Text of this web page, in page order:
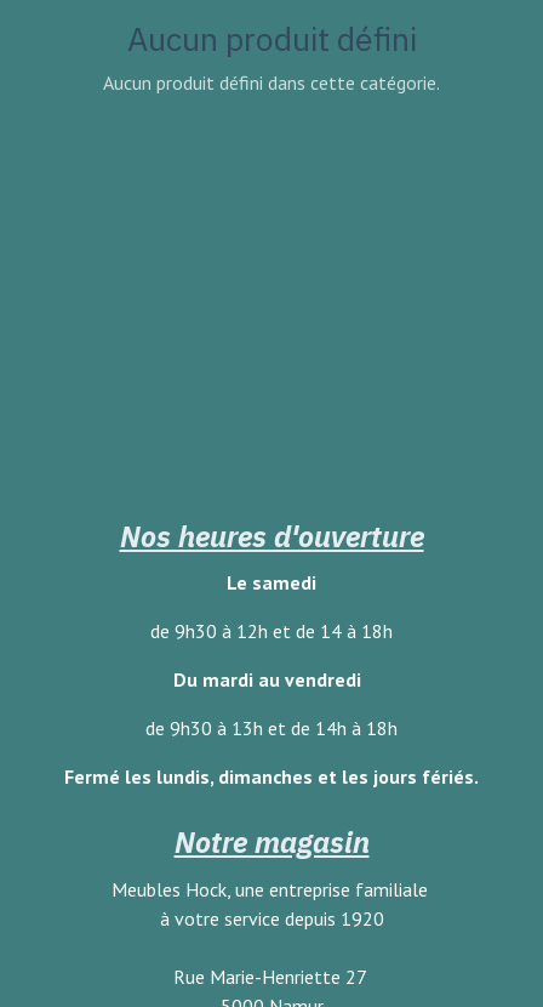
Aucun produit défini
Aucun produit défini dans cette catégorie.
Nos heures d'ouverture
Le samedi
de 9h30 à 12h et de 14 à 18h
Du mardi au vendredi
de 9h30 à 13h et de 14h à 18h
Fermé les lundis, dimanches et les jours fériés.
Notre magasin
Meubles Hock, une entreprise familiale
à votre service depuis 1920
Rue Marie-Henriette 27